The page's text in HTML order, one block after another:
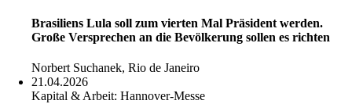
Brasiliens Lula soll zum vierten Mal Präsident werden.
Große Versprechen an die Bevölkerung sollen es richten
Norbert Suchanek, Rio de Janeiro
21.04.2026
Kapital & Arbeit: Hannover-Messe